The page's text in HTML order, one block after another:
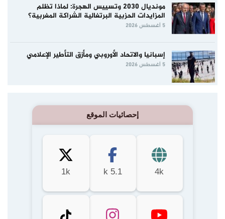
مونديال 2030 وتسييس الهجرة: لماذا تظلم
المزايدات الحزبية البرتغالية الشراكة المغربية؟
5 أغسطس 2026
إسبانيا والاتحاد الأوروبي ومأزق التأطير الإعلامي
5 أغسطس 2026
إحصائيات الموقع
4k
5.1 k
1k